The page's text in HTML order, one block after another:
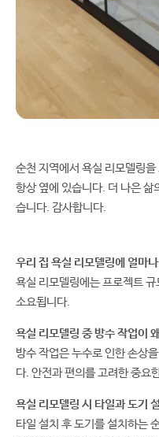
순천 지역에서 욕실 리모델링
항상 옆에 있습니다. 더 나은 삶
습니다. 감사합니다.
우리 집 욕실 리모델링에 얼마
욕실 리모델링에는 프로젝트
소요됩니다.
욕실 리모델링 중 방수 작업이
방수 작업은 누수로 인한 손상
다. 안전과 편의를 고려한 중요
욕실 리모델링 시 타일과 도기
타일 설치 후 도기를 설치하는